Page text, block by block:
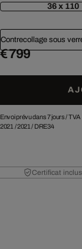
36 x 110
Contrecollage sous
€ 799
Envoi prévu dans 7 jours /TVA
2021 /2021 / DRE34
Certificat inclus